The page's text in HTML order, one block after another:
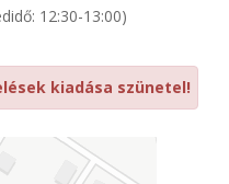
12:30-13:00)
kiadása szünetel!